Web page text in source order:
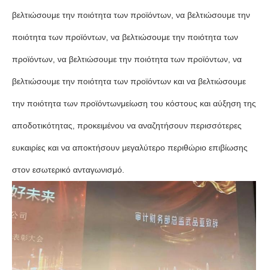
βελτιώσουμε την ποιότητα των προϊόντων, να βελτιώσουμε την
ποιότητα των προϊόντων, να βελτιώσουμε την ποιότητα των
προϊόντων, να βελτιώσουμε την ποιότητα των προϊόντων, να
βελτιώσουμε την ποιότητα των προϊόντων και να βελτιώσουμε
την ποιότητα των προϊόντωνμείωση του κόστους και αύξηση της
αποδοτικότητας, προκειμένου να αναζητήσουν περισσότερες
ευκαιρίες και να αποκτήσουν μεγαλύτερο περιθώριο επιβίωσης
στον εσωτερικό ανταγωνισμό.